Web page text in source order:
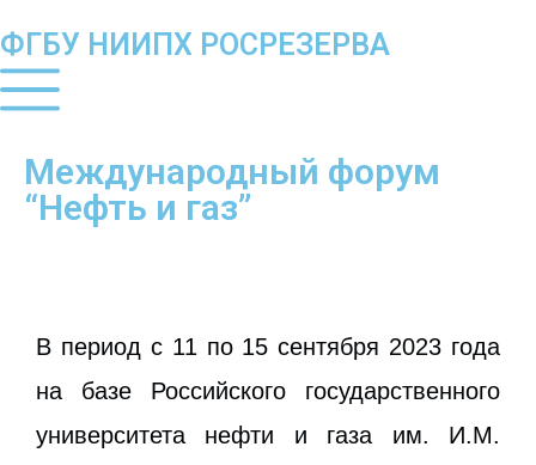
ФГБУ НИИПХ РОСРЕЗЕРВА
Международный форум
“Нефть и газ”
В период с 11 по 15 сентября 2023 года
на базе Российского государственного
университета нефти и газа им. И.М.